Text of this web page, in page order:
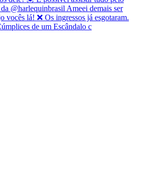
de um Escândalo c